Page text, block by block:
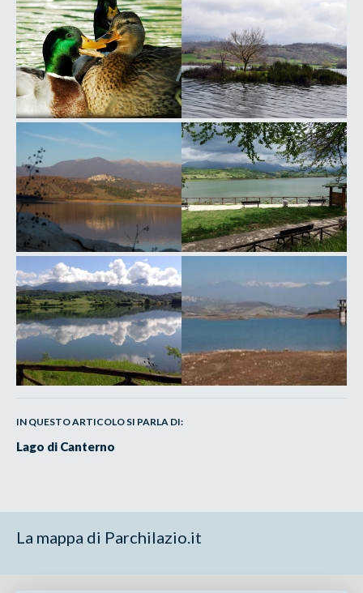
IN QUESTO ARTICOLO SI PARLA DI:
Lago di Canterno
La mappa di Parchilazio.it